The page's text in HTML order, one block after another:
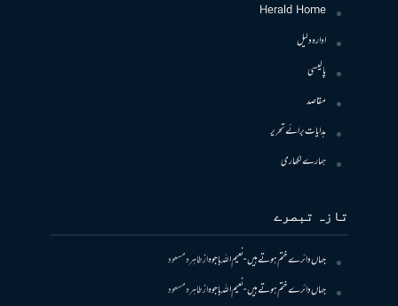
Herald Home
ادارہ دلیل
پالیسی
مقاصد
ہدایات برائے تحریر
ہمارے لکھاری
تازہ تبصرے
جہاں دائرے ختم ہوتے ہیں- نعیم اللہ باجوہازطاہرہ مسعود
جہاں دائرے ختم ہوتے ہیں- نعیم اللہ باجوہازطاہرہ مسعود